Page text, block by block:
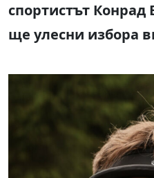
спортистът Конрад
ще улесни избора